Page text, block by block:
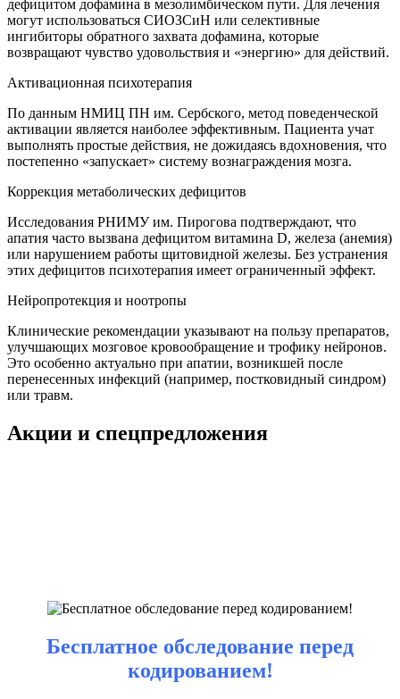
дефицитом дофамина в мезолимбическом пути. Для лечения
могут использоваться СИОЗСиН или селективные
ингибиторы обратного захвата дофамина, которые
возвращают чувство удовольствия и «энергию» для действий.
Активационная психотерапия
По данным НМИЦ ПН им. Сербского, метод поведенческой
активации является наиболее эффективным. Пациента учат
выполнять простые действия, не дожидаясь вдохновения, что
постепенно «запускает» систему вознаграждения мозга.
Коррекция метаболических дефицитов
Исследования РНИМУ им. Пирогова подтверждают, что
апатия часто вызвана дефицитом витамина D, железа (анемия)
или нарушением работы щитовидной железы. Без устранения
этих дефицитов психотерапия имеет ограниченный эффект.
Нейропротекция и ноотропы
Клинические рекомендации указывают на пользу препаратов,
улучшающих мозговое кровообращение и трофику нейронов.
Это особенно актуально при апатии, возникшей после
перенесенных инфекций (например, постковидный синдром)
или травм.
Акции и спецпредложения
Бесплатное обследование перед
кодированием!